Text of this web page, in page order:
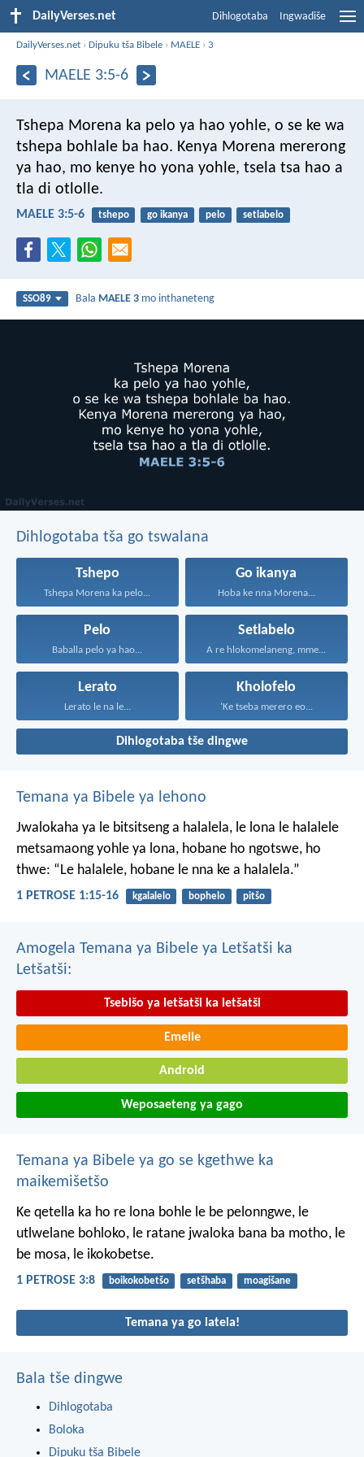
DailyVerses.net Dihlogotaba Ingwadiše
DailyVerses.net ›Dipuku tša Bibele › MAELE ›3
MAELE 3:5-6
Tshepa Morena ka pelo ya hao yohle, o se ke wa
tshepa bohlale ba hao. Kenya Morena mererong
ya hao, mo kenye ho yona yohle, tsela tsa hao a
tla di otlolle.
MAELE 3:5-6 tshepo go ikanya pelo setlabelo
SSO89 Bala MAELE 3 mo inthaneteng
Dihlogotaba tša go tswalana
Tshepo
Tshepa Morena ka pelo...
Go ikanya
Hoba ke nna Morena...
Pelo
Baballa pelo ya hao...
Setlabelo
A re hlokomelaneng, mme...
Lerato
Lerato le na le...
Kholofelo
‘Ke tseba merero eo...
Dihlogotaba tše dingwe
Temana ya Bibele ya lehono
Jwalokaha ya le bitsitseng a halalela, le lona le halalele
metsamaong yohle ya lona, hobane ho ngotswe, ho
thwe: “Le halalele, hobane le nna ke a halalela.”
1 PETROSE 1:15-16 kgalalelo bophelo pitšo
Amogela Temana ya Bibele ya Letšatši ka
Letšatši:
Tsebišo ya letšatši ka letšatši
Emeile
Android
Weposaeteng ya gago
Temana ya Bibele ya go se kgethwe ka
maikemišetšo
Ke qetella ka ho re lona bohle le be pelonngwe, le
utlwelane bohloko, le ratane jwaloka bana ba motho, le
be mosa, le ikokobetse.
1 PETROSE 3:8 boikokobetšo setšhaba moagišane
Temana ya go latela!
Bala tše dingwe
Dihlogotaba
Boloka
Dipuku tša Bibele